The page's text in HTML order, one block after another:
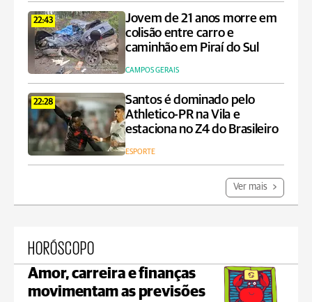
22:43
Jovem de 21 anos morre em
colisão entre carro e
caminhão em Piraí do Sul
CAMPOS GERAIS
22:28
Santos é dominado pelo
Athletico-PR na Vila e
estaciona no Z4 do Brasileiro
ESPORTE
Ver mais
HORÓSCOPO
Amor, carreira e finanças
movimentam as previsões